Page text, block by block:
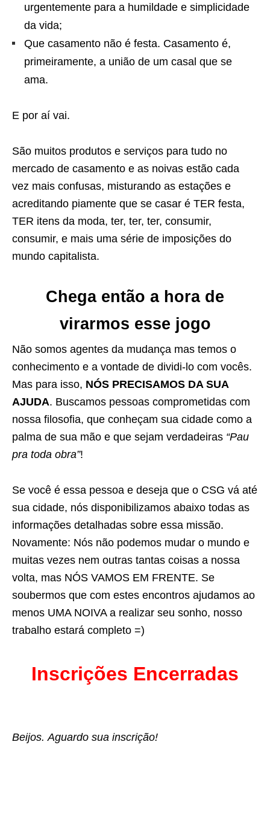
urgentemente para a humildade e simplicidade
da vida;
Que casamento não é festa. Casamento é,
primeiramente, a união de um casal que se
ama.
E por aí vai.
São muitos produtos e serviços para tudo no
mercado de casamento e as noivas estão cada
vez mais confusas, misturando as estações e
acreditando piamente que se casar é TER festa,
TER itens da moda, ter, ter, ter, consumir,
consumir, e mais uma série de imposições do
mundo capitalista.
Chega então a hora de
virarmos esse jogo
Não somos agentes da mudança mas temos o
conhecimento e a vontade de dividi-lo com vocês.
Mas para isso, NÓS PRECISAMOS DA SUA
AJUDA. Buscamos pessoas comprometidas com
nossa filosofia, que conheçam sua cidade como a
palma de sua mão e que sejam verdadeiras “Pau
pra toda obra”!
Se você é essa pessoa e deseja que o CSG vá até
sua cidade, nós disponibilizamos abaixo todas as
informações detalhadas sobre essa missão.
Novamente: Nós não podemos mudar o mundo e
muitas vezes nem outras tantas coisas a nossa
volta, mas NÓS VAMOS EM FRENTE. Se
soubermos que com estes encontros ajudamos ao
menos UMA NOIVA a realizar seu sonho, nosso
trabalho estará completo =)
Inscrições Encerradas
Beijos.Aguardo sua inscrição!